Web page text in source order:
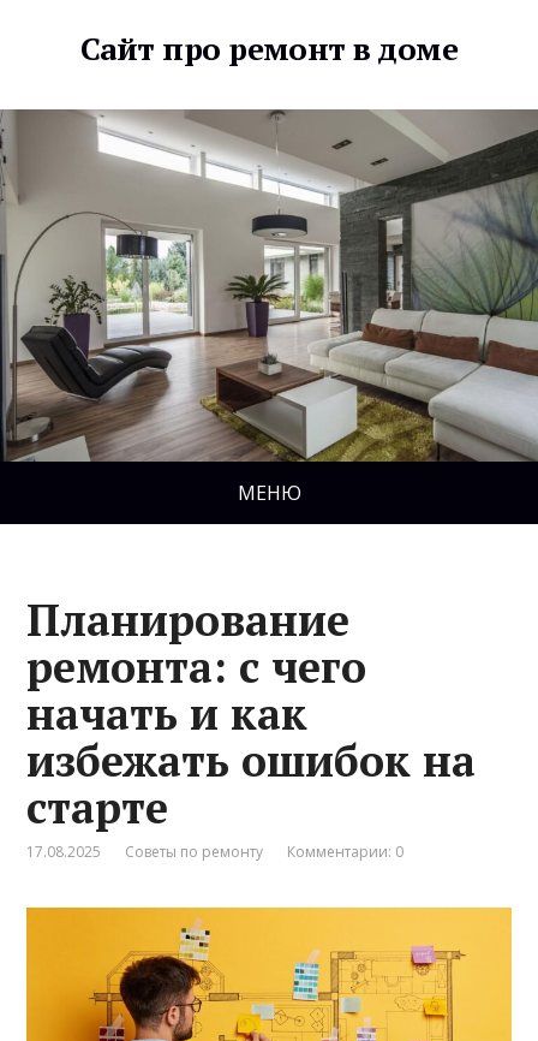
Сайт про ремонт в доме
МЕНЮ
Планирование
ремонта: с чего
начать и как
избежать ошибок на
старте
17.08.2025 Советы по ремонту Комментарии: 0